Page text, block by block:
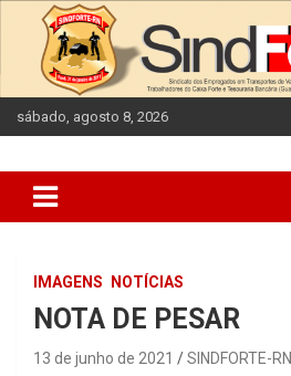
content
sábado, agosto 8, 2026
IMAGENS NOTÍCIAS
NOTA DE PESAR
13 de junho de 2021 SINDFORTE-RN